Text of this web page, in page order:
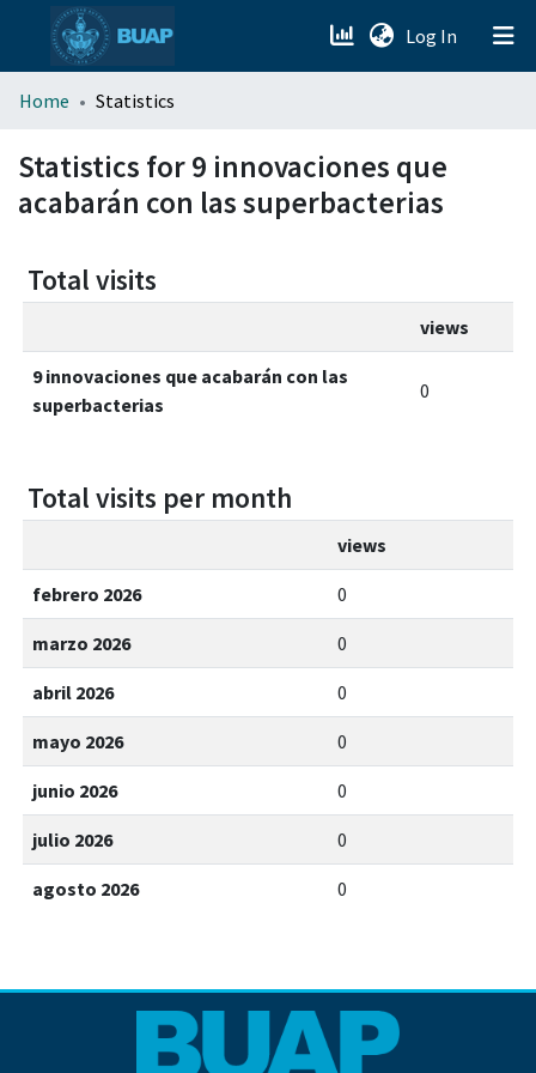
Log In (current)
menu.section.about_menu
All of DSpace
Home Statistics
Statistics for 9 innovaciones que
acabarán con las superbacterias
Total visits
views
9 innovaciones que acabarán con las
superbacterias
0
Total visits per month
views
febrero 2026 0
marzo 2026 0
abril 2026 0
mayo 2026 0
junio 2026 0
julio 2026 0
agosto 2026 0